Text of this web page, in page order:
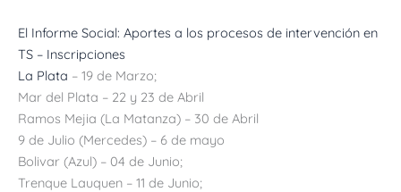
El Informe Social: Aportes a los procesos de intervención en
TS – Inscripciones
La Plata – 19 de Marzo;
Mar del Plata – 22 y 23 de Abril
Ramos Mejia (La Matanza) – 30 de Abril
9 de Julio (Mercedes) – 6 de mayo
Bolivar (Azul) – 04 de Junio;
Trenque Lauquen – 11 de Junio;